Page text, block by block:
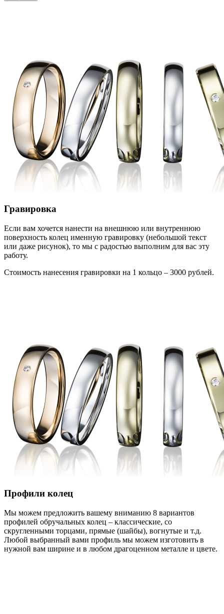
Гравировка
Если вам хочется нанести на внешнюю или внутреннюю
поверхность колец именную гравировку (небольшой текст
или даже рисунок), то мы с радостью выполним для вас эту
работу.
Стоимость нанесения гравировки на 1 кольцо – 3000 рублей.
Профили колец
Мы можем предложить вашему вниманию 8 вариантов
профилей обручальных колец – классические, со
скругленными торцами, прямые (шайбы), вогнутые и т.д.
Любой выбранный вами профиль мы можем изготовить в
нужной вам ширине и в любом драгоценном металле и цвете.